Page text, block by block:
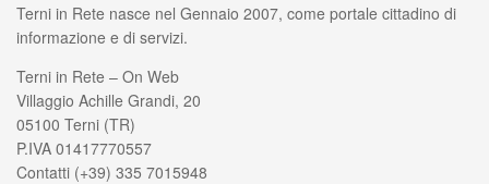
Terni in Rete nasce nel Gennaio 2007, come portale cittadino di
informazione e di servizi.
Terni in Rete – On Web
Villaggio Achille Grandi, 20
05100 Terni (TR)
P.IVA 01417770557
Contatti (+39) 335 7015948